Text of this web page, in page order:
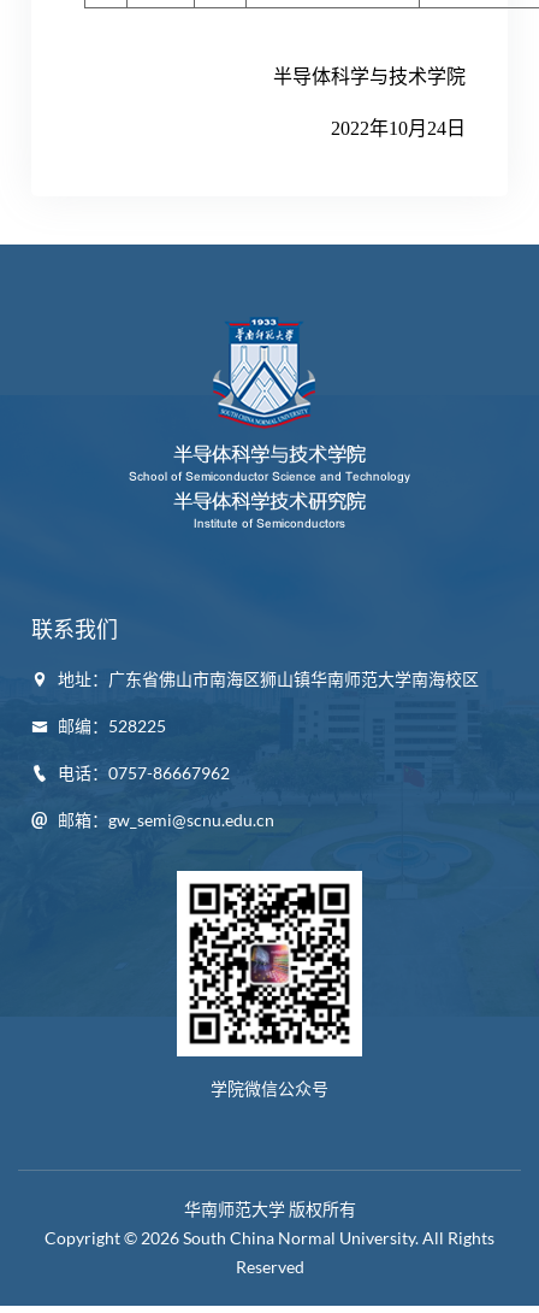
半导体科学与技术学院
2022年10月24日
联系我们
地址：广东省佛山市南海区狮山镇华南师范大学南海校区
邮编：528225
电话：0757-86667962
邮箱：gw_semi@scnu.edu.cn
学院微信公众号
华南师范大学 版权所有
Copyright © 2026 South China Normal University. All Rights
Reserved